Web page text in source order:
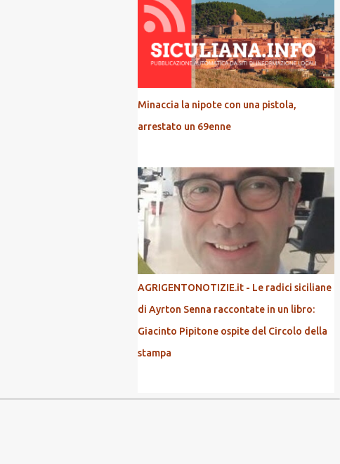
Minaccia la nipote con una pistola,
arrestato un 69enne
AGRIGENTONOTIZIE.it - Le radici siciliane
di Ayrton Senna raccontate in un libro:
Giacinto Pipitone ospite del Circolo della
stampa